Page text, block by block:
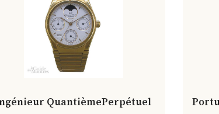
QuantièmePerpétuel